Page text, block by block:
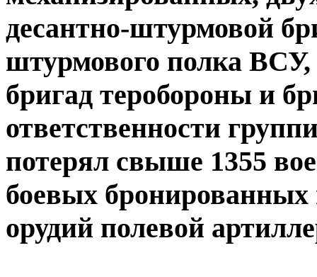
десантно-штурмовой
штурмового полка
бригад теробороны и
ответственности
потерял свыше 1355
боевых
орудий полевой